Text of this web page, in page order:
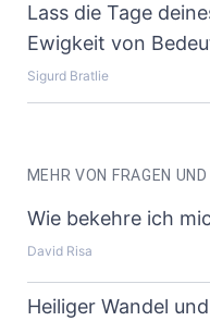
Lass die Tage
Ewigkeit von
Sigurd Bratlie
MEHR VON FRAGEN
Wie bekehre ich
David Risa
Heiliger Wandel